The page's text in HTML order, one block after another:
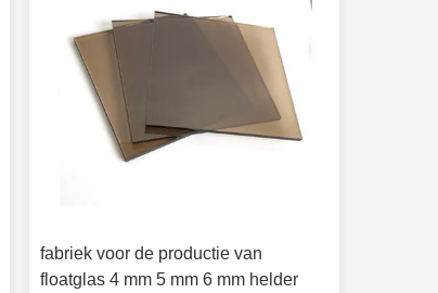
fabriek voor de productie van
floatglas 4 mm 5 mm 6 mm helder